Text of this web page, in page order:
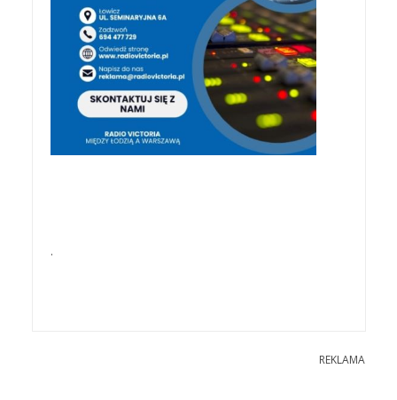
.
REKLAMA